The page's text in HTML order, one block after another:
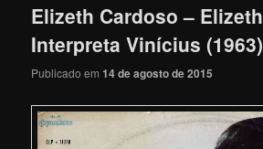
Elizeth Cardoso – Elizeth
Interpreta Vinícius (1963)
Publicado em14 de agosto de 2015